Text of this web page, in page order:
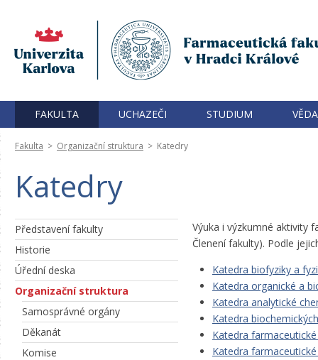
FAKULTA UCHAZEČI STUDIUM
Fakulta > Organizační struktura > Katedry
Katedry
Představení fakulty
Historie
Úřední deska
Organizační struktura
Samosprávné orgány
Děkanát
Komise
Výuka i výzkumné aktivity
Členení fakulty). Podle
Katedra biofyziky a
Katedra organické a
Katedra analytické
Katedra
Katedra
Katedra